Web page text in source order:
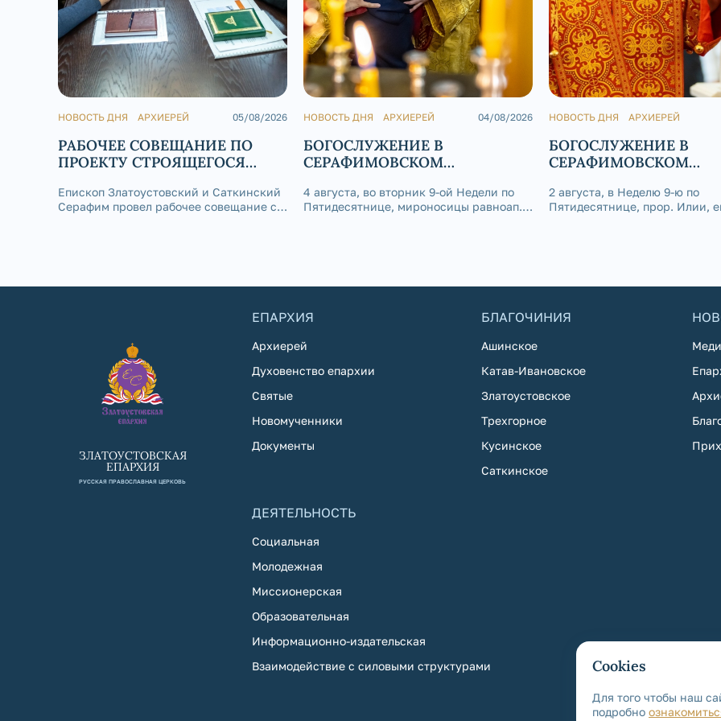
НОВОСТЬ ДНЯ АРХИЕРЕЙ 05/08/2026
РАБОЧЕЕ СОВЕЩАНИЕ ПО
ПРОЕКТУ СТРОЯЩЕГОСЯ
ЗЛАТОУСТА
Епископ Златоустовский и Саткинский
Серафим провел рабочее совещание с
НОВОСТЬ ДНЯ АРХИЕРЕЙ 04/08/2026
БОГОСЛУЖЕНИЕ В
СЕРАФИМОВСКОМ
4 августа, во вторник 9-ой Недели по
Пятидесятнице, мироносицы равноап.
НОВОСТЬ ДНЯ АРХИЕРЕЙ
БОГОСЛУЖЕНИЕ В
СЕРАФИМОВСКОМ
2 августа, в Неделю 9-ю по
Пятидесятнице, прор. Илии,
ЗЛАТОУСТОВСКАЯ
ЕПАРХИЯ
РУССКАЯ ПРАВОСЛАВНАЯ ЦЕРКОВЬ
ЕПАРХИЯ
Архиерей
Духовенство епархии
Святые
Новомученники
Документы
БЛАГОЧИНИЯ
Ашинское
Катав-Ивановское
Златоустовское
Трехгорное
Кусинское
Саткинское
ДЕЯТЕЛЬНОСТЬ
Социальная
Молодежная
Миссионерская
Образовательная
Информационно-издательская
Взаимодействие с силовыми структурами
Cookies
Для того чтобы наш
подробно